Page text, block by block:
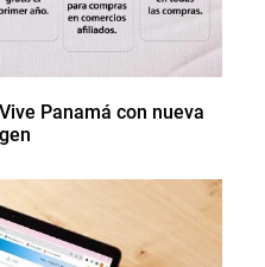
Panamá con nueva